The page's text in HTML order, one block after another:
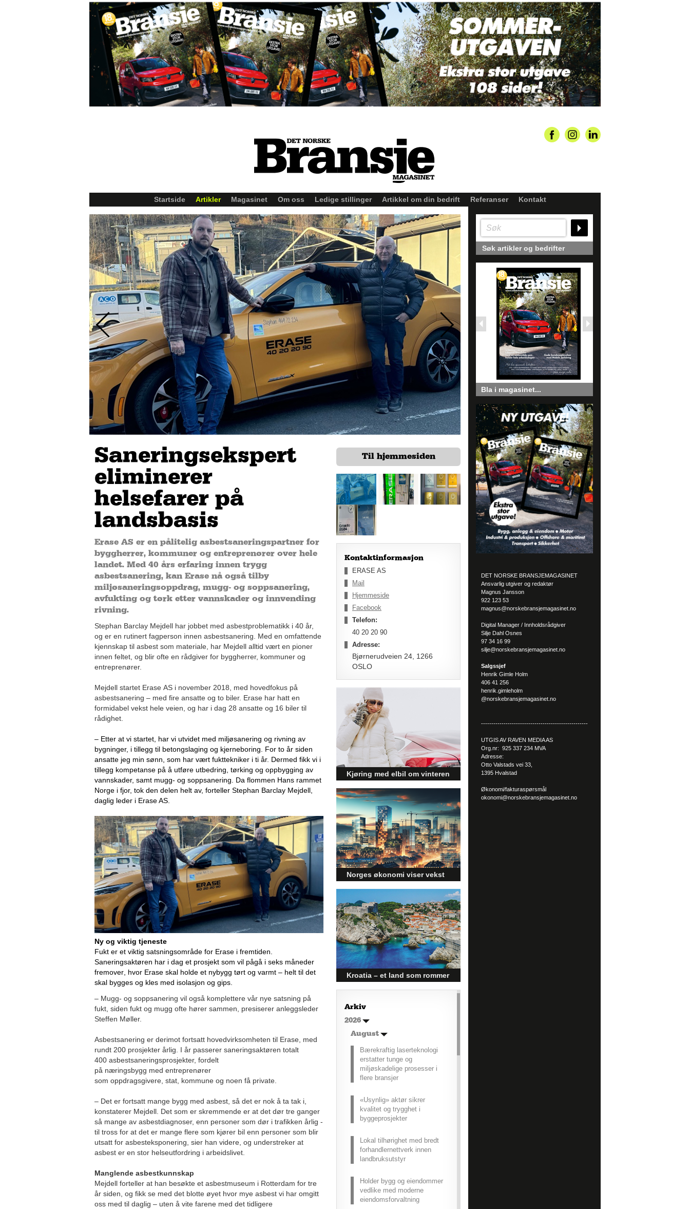
Startside Artikler Magasinet Om oss Ledige stillinger Artikkel om din bedrift Referanser Kontakt
Saneringsekspert
eliminerer
helsefarer på
landsbasis
Erase AS er en pålitelig asbestsaneringspartner for
byggherrer, kommuner og entreprenører over hele
landet. Med 40 års erfaring innen trygg
asbestsanering, kan Erase nå også tilby
miljøsaneringsoppdrag, mugg- og soppsanering,
avfukting og tørk etter vannskader og innvending
rivning.
Stephan Barclay Mejdell har jobbet med asbestproblematikk i 40 år,
og er en rutinert fagperson innen asbestsanering. Med en omfattende
kjennskap til asbest som materiale, har Mejdell alltid vært en pioner
innen feltet, og blir ofte en rådgiver for byggherrer, kommuner og
entreprenører.
Mejdell startet Erase AS i november 2018, med hovedfokus på
asbestsanering – med fire ansatte og to biler. Erase har hatt en
formidabel vekst hele veien, og har i dag 28 ansatte og 16 biler til
rådighet.
– Etter at vi startet, har vi utvidet med miljøsanering og rivning av
bygninger, i tillegg til betongslaging og kjerneboring. For to år siden
ansatte jeg min sønn, som har vært fukttekniker i ti år. Dermed fikk vi i
tillegg kompetanse på å utføre utbedring, tørking og oppbygging av
vannskader, samt mugg- og soppsanering. Da flommen Hans rammet
Norge i fjor, tok den delen helt av, forteller Stephan Barclay Mejdell,
daglig leder i Erase AS.
Ny og viktig tjeneste
Fukt er et viktig satsningsområde for Erase i fremtiden.
Saneringsaktøren har i dag et prosjekt som vil pågå i seks måneder
fremover, hvor Erase skal holde et nybygg tørt og varmt – helt til det
skal bygges og kles med isolasjon og gips.
– Mugg- og soppsanering vil også komplettere vår nye satsning på
fukt, siden fukt og mugg ofte hører sammen, presiserer anleggsleder
Steffen Møller.
Asbestsanering er derimot fortsatt hovedvirksomheten til Erase, med
rundt 200 prosjekter årlig. I år passerer saneringsaktøren totalt
400 asbestsaneringsprosjekter, fordelt
på næringsbygg med entreprenører
som oppdragsgivere, stat, kommune og noen få private.
– Det er fortsatt mange bygg med asbest, så det er nok å ta tak i,
konstaterer Mejdell. Det som er skremmende er at det dør tre ganger
så mange av asbestdiagnoser, enn personer som dør i trafikken årlig -
til tross for at det er mange flere som kjører bil enn personer som blir
utsatt for asbesteksponering, sier han videre, og understreker at
asbest er en stor helseutfordring i arbeidslivet.
Manglende asbestkunnskap
Mejdell forteller at han besøkte et asbestmuseum i Rotterdam for tre
år siden, og fikk se med det blotte øyet hvor mye asbest vi har omgitt
oss med til daglig – uten å vite farene med det tidligere
Til hjemmesiden
Kontaktinformasjon
ERASE AS
Mail
Hjemmeside
Facebook
Telefon:
40 20 20 90
Adresse:
Bjørnerudveien 24, 1266
OSLO
Kjøring med elbil om vinteren
– hvordan få bedre
rekkevidde?
Elbiler (EV) representerer
fremtiden for transport, men deres
effektivitet under utfordrende
vinterforhold kan være en
utfordring.
Norges økonomi viser vekst
og påvirker byggebransjen
Den norske økonomien har vist
jevn vekst de siste tre kvartalene,
noe som skaper optimisme på
tvers av ulike sektorer.
Byggebransjen er spesielt godt
posisjonert til å dra nytte av denne
økonomiske oppgangen.
Kroatia – et land som rommer
mer enn kysten
Kroatia forbindes ofte med sol,
bading og klart hav, men landet
har langt flere sider enn det
førsteinntrykket mange sitter igjen
Arkiv
2026
August
Bærekraftig laserteknologi
erstatter tunge og
miljøskadelige prosesser i
flere bransjer
«Usynlig» aktør sikrer
kvalitet og trygghet i
byggeprosjekter
Lokal tilhørighet med bredt
forhandlernettverk innen
landbruksutstyr
Holder bygg og eiendommer
vedlike med moderne
eiendomsforvaltning
Søk artikler og bedrifter
Bla i magasinet...
DET NORSKE BRANSJEMAGASINET
Ansvarlig utgiver og redaktør
Magnus Jansson
922 123 53
magnus@norskebransjemagasinet.no
Digital Manager / Innholdsrådgiver
Silje Dahl Osnes
97 34 16 99
silje@norskebransjemagasinet.no
Salgssjef
Henrik Gimle Holm
406 41 256
henrik.gimleholm
@norskebransjemagasinet.no
----------------------------------------------------
UTGIS AV RAVEN MEDIA AS
Org.nr: 925 337 234 MVA
Adresse:
Otto Valstads vei 33,
1395 Hvalstad
Økonomi/fakturaspørsmål
okonomi@norskebransjemagasinet.no